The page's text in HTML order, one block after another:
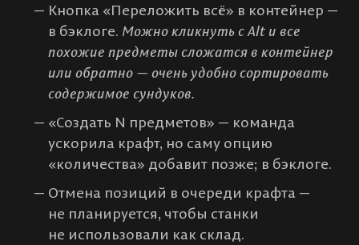
Кнопка «Переложить всё» в контейнер —
в бэклоге. Можно кликнуть с Alt и все
похожие предметы сложатся в контейнер
или обратно — очень удобно сортировать
содержимое сундуков.
«Создать N предметов» — команда
ускорила крафт, но саму опцию
«количества» добавит позже; в бэклоге.
Отмена позиций в очереди крафта —
не планируется, чтобы станки
не использовали как склад.